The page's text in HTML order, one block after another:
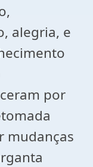
alegria, e
por
mudanças